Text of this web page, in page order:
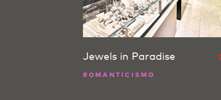
Jewels in Paradise
ROMANTICISMO